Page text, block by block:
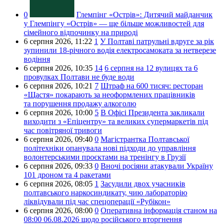
0 Глемпінг «Острів»: Дитячий майданчик
у Глемпінгу «Острів» — ще більше можливостей для
сімейного відпочинку на природі
6 серпня 2026, 11:22 1 У Полтаві патрульні вдруге за рік
зупинили 18-річного водія електросамоката за нетверезе
водіння
6 серпня 2026, 10:35 14 6 серпня на 12 вулицях та 6
провулках Полтави не буде води
6 серпня 2026, 10:21 7 Штраф на 600 тисяч: ресторан
«Щастя» покарають за неоформлених працівників
та порушення продажу алкоголю
6 серпня 2026, 10:00 5 В Офісі Президента закликали
виходити з «Епіцентру» та великих супермаркетів під
час повітряної тривоги
6 серпня 2026, 09:40 0 Магістрантка Полтавської
політехніки опанувала нові підходи до управління
волонтерськими проєктами на тренінгу в Грузії
6 серпня 2026, 09:33 0 Вночі росіяни атакували Україну
101 дроном та 4 ракетами
6 серпня 2026, 08:05 1 Засудили двох учасників
полтавського наркосиндикату, чию лабораторію
ліквідували під час спецоперації «Рубікон»
6 серпня 2026, 08:00 0 Оперативна інформація станом на
08:00 06.08.2026 щодо російського вторгнення